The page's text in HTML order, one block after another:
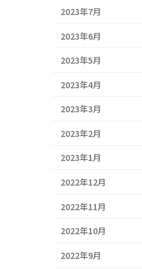
2023年7月
2023年6月
2023年5月
2023年4月
2023年3月
2023年2月
2023年1月
2022年12月
2022年11月
2022年10月
2022年9月